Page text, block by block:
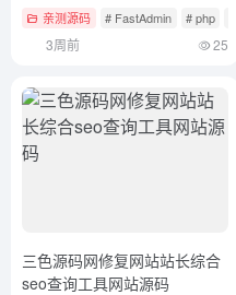
亲测源码 # FastAdmin # php
3周前 25
三色源码网修复网站站长综合
seo查询工具网站源码